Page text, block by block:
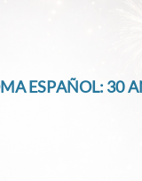
ESPAÑOL: 30